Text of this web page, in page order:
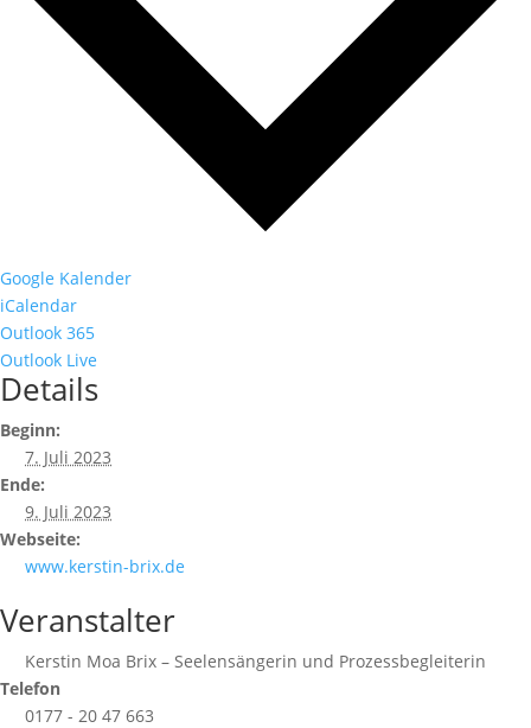
Google Kalender
iCalendar
Outlook 365
Outlook Live
Details
Beginn:
7. Juli 2023
Ende:
9. Juli 2023
Webseite:
www.kerstin-brix.de
Veranstalter
Kerstin Moa Brix – Seelensängerin und Prozessbegleiterin
Telefon
0177 - 20 47 663